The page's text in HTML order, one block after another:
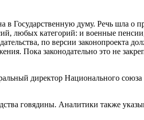
Государственную думу. Речь шла о
любых категорий: и военные
по версии законопроекта
Пока законодательно это не
директор Национального
говядины. Аналитики также